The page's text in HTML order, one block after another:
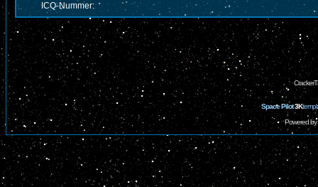
ICQ-Nummer:
Space Pilot3K
Powered by